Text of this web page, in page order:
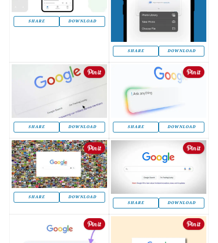
SHARE DOWNLOAD
SHARE DOWNLOAD
SHARE DOWNLOAD SHARE DOWNLOAD
SHARE
DOWNLOAD
SHARE
DOWNLOAD